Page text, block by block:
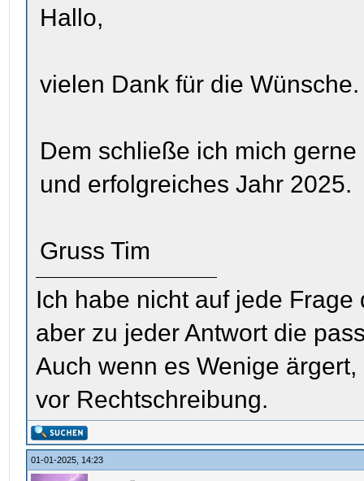
Hallo,
vielen Dank für die Wünsche.
Dem schließe ich mich
und erfolgreiches Jahr 2025.
Gruss Tim
Ich habe nicht auf jede
aber zu jeder Antwort die
Auch wenn es Wenige
vor Rechtschreibung.
01-01-2025, 14:23